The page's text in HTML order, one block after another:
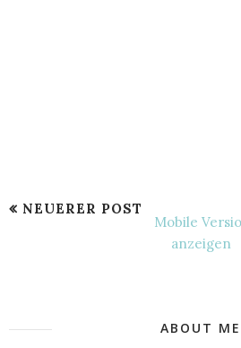
NEUERER POST
Mobile
anzeigen
ABOUT ME